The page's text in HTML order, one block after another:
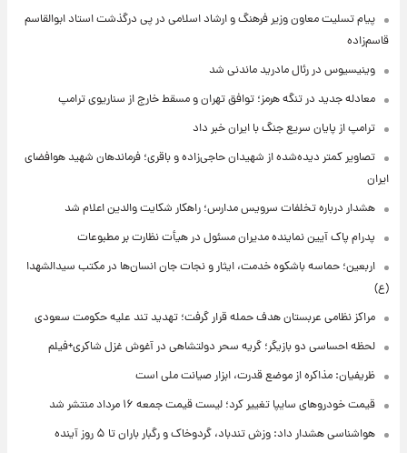
پیام تسلیت معاون وزیر فرهنگ و ارشاد اسلامی در پی درگذشت استاد ابوالقاسم
قاسم‌زاده
وینیسیوس در رئال مادرید ماندنی شد
معادله جدید در تنگه هرمز؛ توافق تهران و مسقط خارج از سناریوی ترامپ
ترامپ از پایان سریع جنگ با ایران خبر داد
تصاویر کمتر دیده‌شده از شهیدان حاجی‌زاده و باقری؛ فرماندهان شهید هوافضای
ایران
هشدار درباره تخلفات سرویس مدارس؛ راهکار شکایت والدین اعلام شد
پدرام پاک آیین نماینده مدیران مسئول در هیأت نظارت بر مطبوعات
اربعین؛ حماسه باشکوه خدمت، ایثار و نجات جان انسان‌ها در مکتب سیدالشهدا
(ع)
مراکز نظامی عربستان هدف حمله قرار گرفت؛ تهدید تند علیه حکومت سعودی
لحظه احساسی دو بازیگر؛ گریه سحر دولتشاهی در آغوش غزل شاکری+فیلم
ظریفیان: مذاکره از موضع قدرت، ابزار صیانت ملی است
قیمت خودروهای سایپا تغییر کرد؛ لیست قیمت جمعه ۱۶ مرداد منتشر شد
هواشناسی هشدار داد: وزش تندباد، گردوخاک و رگبار باران تا ۵ روز آینده